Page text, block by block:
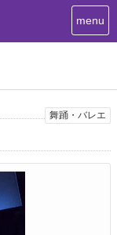
T
o
n
i
menu
舞踊・バレエ